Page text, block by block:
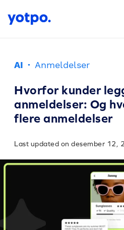
AI · Anmeldelser
Hvorfor kunder
anmeldelser: Og
flere anmeldelser
Last updated on desember 12,